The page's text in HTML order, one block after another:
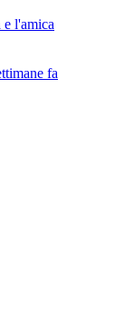
l'amica
fa